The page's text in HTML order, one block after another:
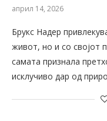
април 14, 2026
Брукс Надер
живот, но и со својот
самата признала
исклучиво дар од